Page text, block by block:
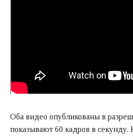
Оба видео опубликованы в
показывают 60 кадров в